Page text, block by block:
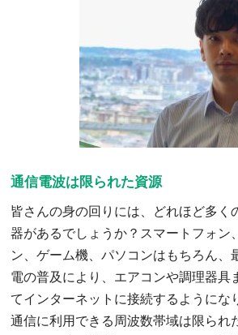
通信電波は限られた資源
皆さんの身の回りには、どれほど多く
器があるでしょうか？スマートフォン
ン、ゲーム機、パソコンはもちろん、
電の普及により、エアコンや調理器具
てインターネットに接続するようにな
通信に利用できる周波数帯域は限られ